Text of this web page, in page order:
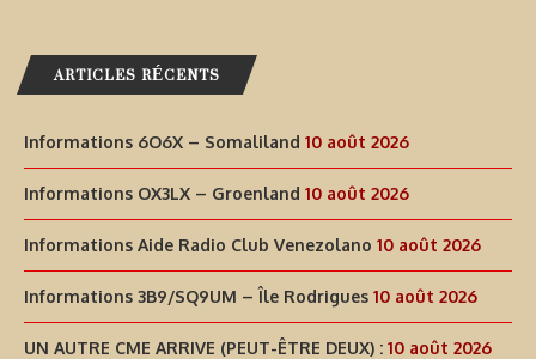
ARTICLES RÉCENTS
Informations 6O6X – Somaliland 10 août 2026
Informations OX3LX – Groenland 10 août 2026
Informations Aide Radio Club Venezolano 10 août 2026
Informations 3B9/SQ9UM – Île Rodrigues 10 août 2026
UN AUTRE CME ARRIVE (PEUT-ÊTRE DEUX) : 10 août 2026